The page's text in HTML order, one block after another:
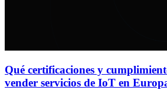
Qué certificaciones y
vender servicios de IoT en